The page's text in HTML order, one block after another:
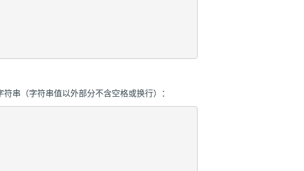
串（字符串值以外部分不含空格或换行）：